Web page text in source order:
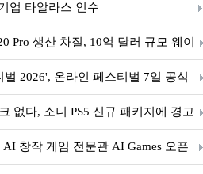
업 타알라스 인수
Pro 생산 차질, 10억 달러 규모 웨이
2026', 온라인 페스티벌 7일 공식
없다, 소니 PS5 신규 패키지에 경고
창작 게임 전문관 AI Games 오픈